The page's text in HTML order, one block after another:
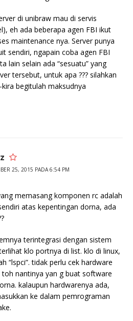
di unibraw mau di servis
eh ada beberapa agen FBI ikut
maintenance nya. Server punya
sendiri, ngapain coba agen FBI
lain selain ada “sesuatu” yang
tersebut, untuk apa ??? silahkan
begitulah maksudnya
25, 2015 PADA 6:54 PM
memasang komponen rc adalah
atas kepentingan dorna, ada
terintegrasi dengan sistem
klo portnya di list. klo di linux,
“lspci”. tidak perlu cek hardware
toh nantinya yan g buat software
kalaupun hardwarenya ada,
ke dalam pemrograman